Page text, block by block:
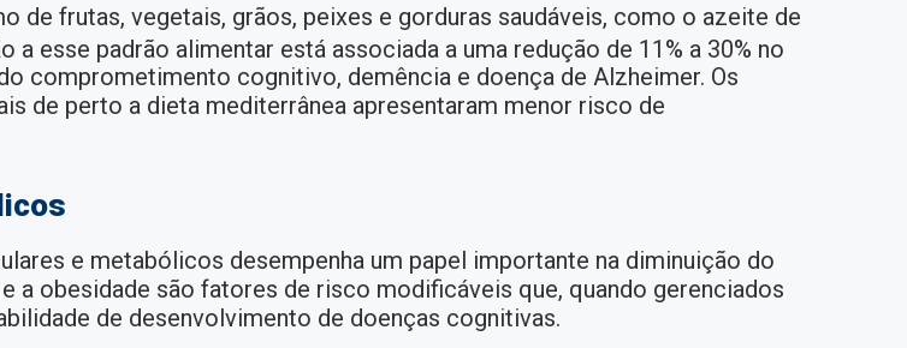
de frutas, vegetais, grãos, peixes e gorduras saudáveis, como o azeite de
a esse padrão alimentar está associada a uma redução de 11% a 30% no
comprometimento cognitivo, demência e doença de Alzheimer. Os
de perto a dieta mediterrânea apresentaram menor risco de
e metabólicos desempenha um papel importante na diminuição do
a obesidade são fatores de risco modificáveis que, quando gerenciados
de desenvolvimento de doenças cognitivas.